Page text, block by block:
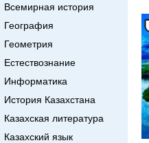
Всемирная история
География
Геометрия
Естествознание
Информатика
История Казахстана
Казахская литература
Казахский язык